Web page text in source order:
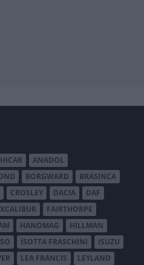
ANADOL
BORGWARD
BRASINCA
CROSLEY DACIA
DAF
FAIRTHORPE
HANOMAG
HILLMAN
ISOTTA FRASCHINI
ISUZU
LEA FRANCIS LEYLAND